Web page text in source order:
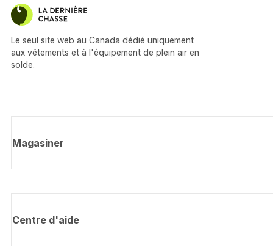
Le seul site web au Canada dédié uniquement
aux vêtements et à l'équipement de plein air en
solde.
Magasiner
Centre d'aide